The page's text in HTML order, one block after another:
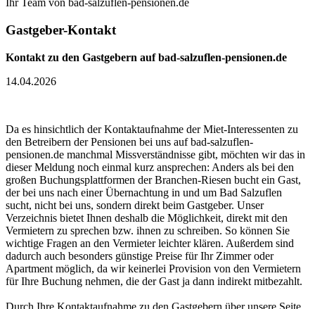
Ihr Team von bad-salzuflen-pensionen.de
Gastgeber-Kontakt
Kontakt zu den Gastgebern auf bad-salzuflen-pensionen.de
14.04.2026
Da es hinsichtlich der Kontaktaufnahme der Miet-Interessenten zu
den Betreibern der Pensionen bei uns auf bad-salzuflen-
pensionen.de manchmal Missverständnisse gibt, möchten wir das in
dieser Meldung noch einmal kurz ansprechen: Anders als bei den
großen Buchungsplattformen der Branchen-Riesen bucht ein Gast,
der bei uns nach einer Übernachtung in und um Bad Salzuflen
sucht, nicht bei uns, sondern direkt beim Gastgeber. Unser
Verzeichnis bietet Ihnen deshalb die Möglichkeit, direkt mit den
Vermietern zu sprechen bzw. ihnen zu schreiben. So können Sie
wichtige Fragen an den Vermieter leichter klären. Außerdem sind
dadurch auch besonders günstige Preise für Ihr Zimmer oder
Apartment möglich, da wir keinerlei Provision von den Vermietern
für Ihre Buchung nehmen, die der Gast ja dann indirekt mitbezahlt.
Durch Ihre Kontaktaufnahme zu den Gastgebern über unsere Seite